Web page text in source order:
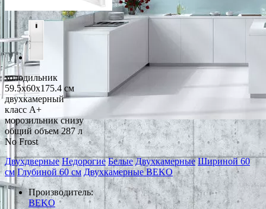
холодильник
59.5x60x175.4 см
двухкамерный
класс A+
морозильник снизу
общий объем 287 л
No Frost
Двухдверные Недорогие Белые Двухкамерные Шириной 60
см Глубиной 60 см Двухкамерные BEKO
Производитель:
BEKO